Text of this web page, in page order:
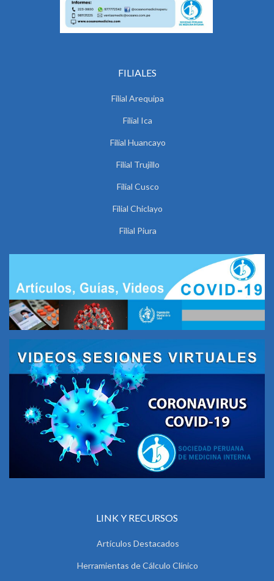
FILIALES
Filial Arequipa
Filial Ica
Filial Huancayo
Filial Trujillo
Filial Cusco
Filial Chiclayo
Filial Piura
LINK Y RECURSOS
Artículos Destacados
Herramientas de Cálculo Clínico